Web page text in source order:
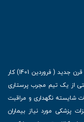
فروشگاه اینترنتی سیب 115 در اولین روزهای شروع قرن جدید ( فروردین 1401) کار
کرد. از آنجایی که گروه سیب 115 قسمتی از یک تیم مجرب پرستاری
شایسته نگهداری و مراقبت
پزشکی مورد نیاز بیماران